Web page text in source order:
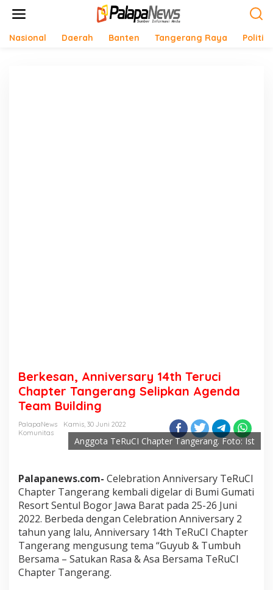
Nasional Daerah Banten Tangerang Raya Politik
Berkesan, Anniversary 14th Teruci
Chapter Tangerang Selipkan Agenda
Team Building
PalapaNews
Kamis, 30 Juni 2022
Komunitas
Anggota TeRuCI Chapter Tangerang. Foto: Ist
Palapanews.com- Celebration Anniversary TeRuCI
Chapter Tangerang kembali digelar di Bumi Gumati
Resort Sentul Bogor Jawa Barat pada 25-26 Juni
2022. Berbeda dengan Celebration Anniversary 2
tahun yang lalu, Anniversary 14th TeRuCI Chapter
Tangerang mengusung tema “Guyub & Tumbuh
Bersama – Satukan Rasa & Asa Bersama TeRuCI
Chapter Tangerang.